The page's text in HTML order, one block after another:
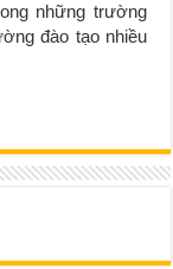
những trường
đào tạo nhiều